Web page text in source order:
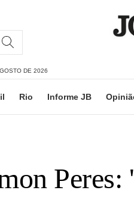
DE 2026
Rio Informe JB
Peres: